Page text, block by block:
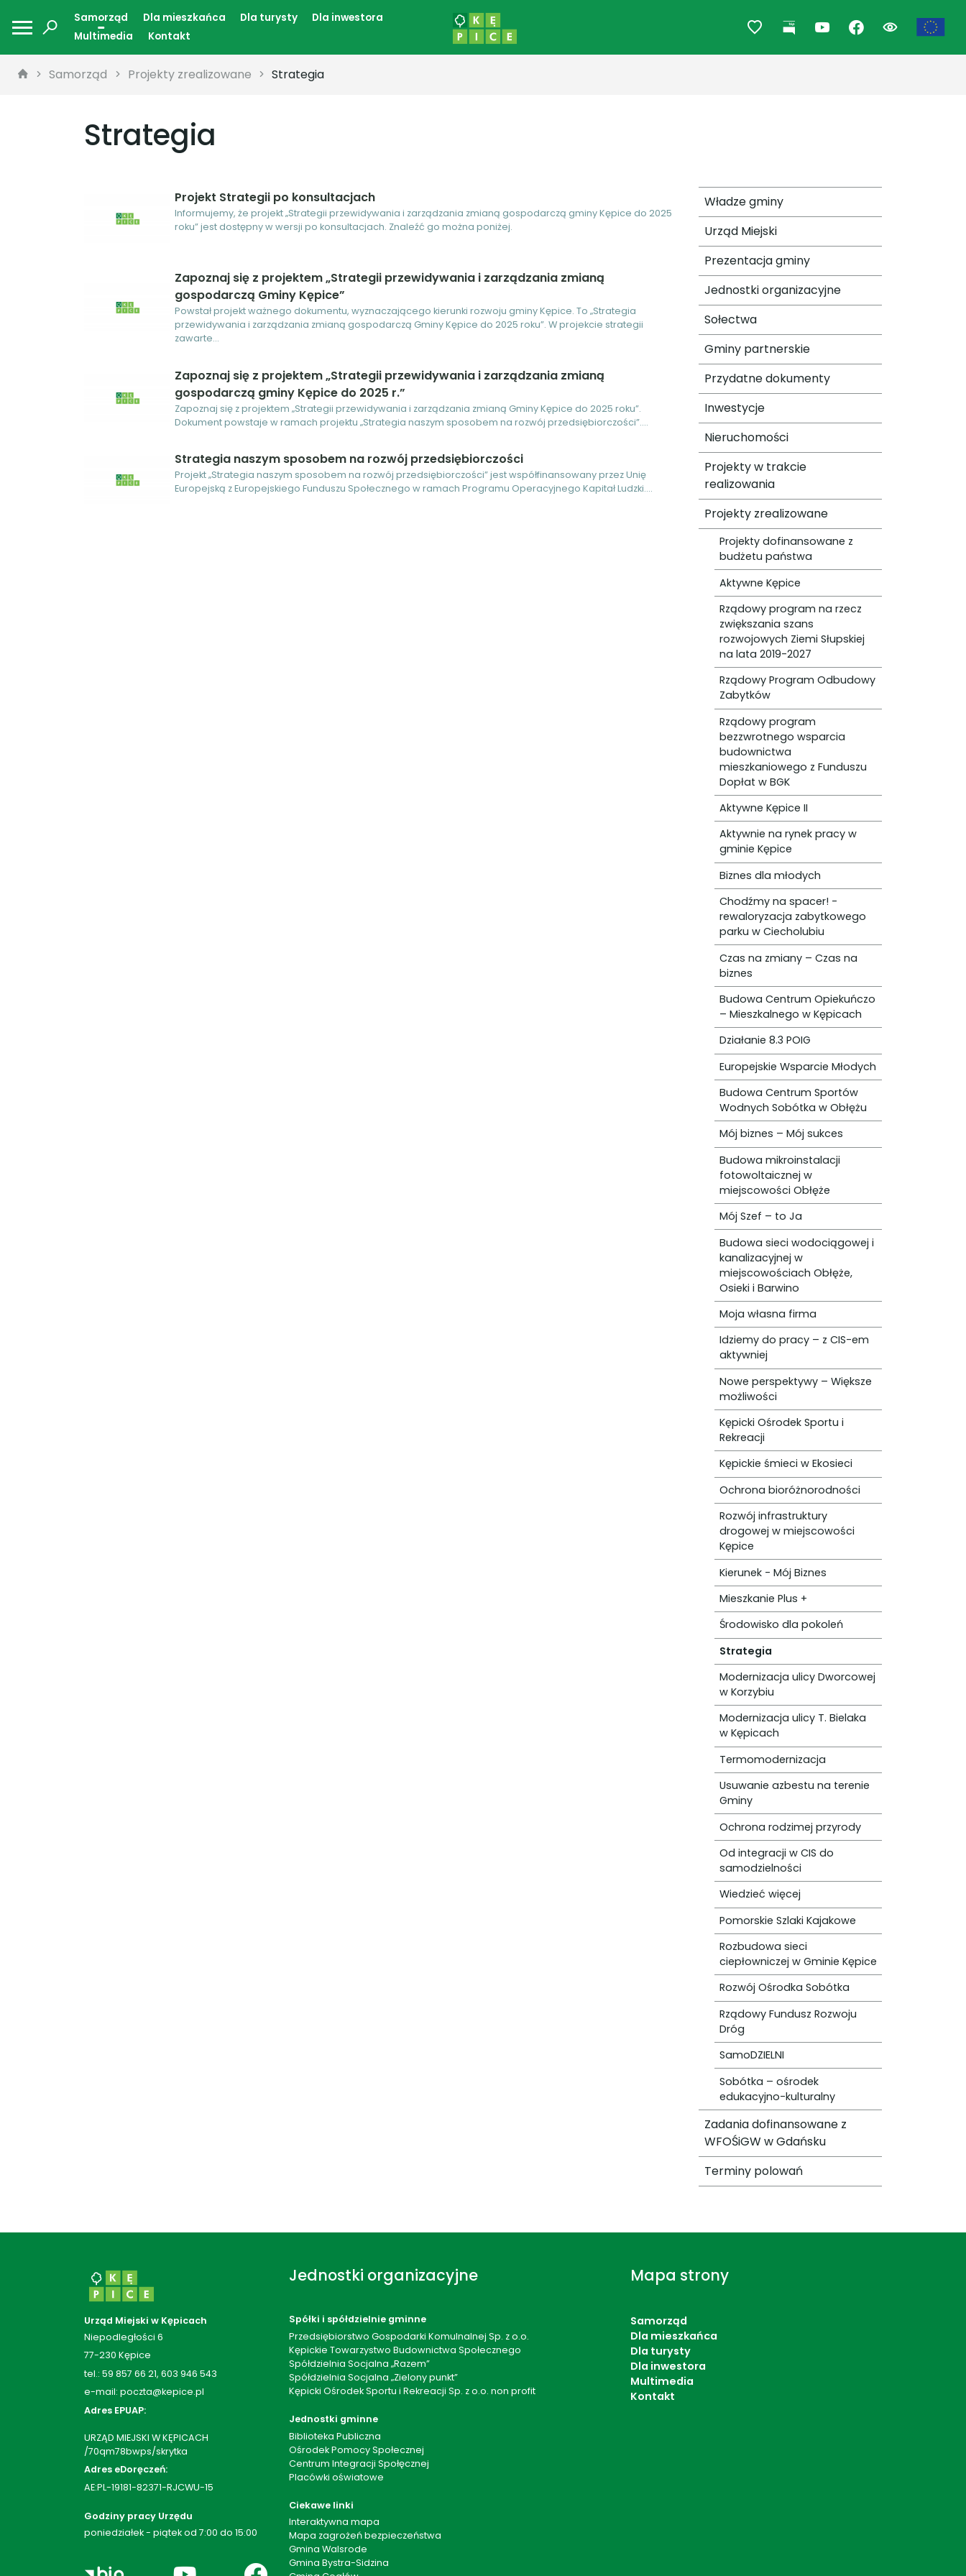
Samorząd Dla mieszkańca Dla turysty
Dla inwestora
Multimedia
Kontakt
Samorząd Projekty zrealizowane Strategia
Strategia
Projekt Strategii po konsultacjach
Informujemy, że projekt „Strategii przewidywania i zarządzania zmianą gospodarczą gminy Kępice do 2025
roku” jest dostępny w wersji po konsultacjach. Znaleźć go można poniżej.
Zapoznaj się z projektem „Strategii przewidywania i zarządzania zmianą
gospodarczą Gminy Kępice”
Powstał projekt ważnego dokumentu, wyznaczającego kierunki rozwoju gminy Kępice. To „Strategia
przewidywania i zarządzania zmianą gospodarczą Gminy Kępice do 2025 roku”. W projekcie strategii
zawarte...
Zapoznaj się z projektem „Strategii przewidywania i zarządzania zmianą
gospodarczą gminy Kępice do 2025 r.”
Zapoznaj się z projektem „Strategii przewidywania i zarządzania zmianą Gminy Kępice do 2025 roku”.
Dokument powstaje w ramach projektu „Strategia naszym sposobem na rozwój przedsiębiorczości”....
Strategia naszym sposobem na rozwój przedsiębiorczości
Projekt „Strategia naszym sposobem na rozwój przedsiębiorczości” jest współfinansowany przez Unię
Europejską z Europejskiego Funduszu Społecznego w ramach Programu Operacyjnego Kapitał Ludzki....
Władze gminy
Urząd Miejski
Prezentacja gminy
Jednostki organizacyjne
Sołectwa
Gminy partnerskie
Przydatne dokumenty
Inwestycje
Nieruchomości
Projekty w trakcie
realizowania
Projekty zrealizowane
Projekty dofinansowane z
budżetu państwa
Aktywne Kępice
Rządowy program na rzecz
zwiększania szans
rozwojowych Ziemi Słupskiej
na lata 2019-2027
Rządowy Program Odbudowy
Zabytków
Rządowy program
bezzwrotnego wsparcia
budownictwa
mieszkaniowego z Funduszu
Dopłat w BGK
Aktywne Kępice II
Aktywnie na rynek pracy w
gminie Kępice
Biznes dla młodych
Chodźmy na spacer! -
rewaloryzacja zabytkowego
parku w Ciecholubiu
Czas na zmiany – Czas na
biznes
Budowa Centrum Opiekuńczo
– Mieszkalnego w Kępicach
Działanie 8.3 POIG
Europejskie Wsparcie Młodych
Budowa Centrum Sportów
Wodnych Sobótka w Obłężu
Mój biznes – Mój sukces
Budowa mikroinstalacji
fotowoltaicznej w
miejscowości Obłęże
Mój Szef – to Ja
Budowa sieci wodociągowej i
kanalizacyjnej w
miejscowościach Obłęże,
Osieki i Barwino
Moja własna firma
Idziemy do pracy – z CIS-em
aktywniej
Nowe perspektywy – Większe
możliwości
Kępicki Ośrodek Sportu i
Rekreacji
Kępickie śmieci w Ekosieci
Ochrona bioróżnorodności
Rozwój infrastruktury
drogowej w miejscowości
Kępice
Kierunek - Mój Biznes
Mieszkanie Plus +
Środowisko dla pokoleń
Strategia
Modernizacja ulicy Dworcowej
w Korzybiu
Modernizacja ulicy T. Bielaka
w Kępicach
Termomodernizacja
Usuwanie azbestu na terenie
Gminy
Ochrona rodzimej przyrody
Od integracji w CIS do
samodzielności
Wiedzieć więcej
Pomorskie Szlaki Kajakowe
Rozbudowa sieci
ciepłowniczej w Gminie Kępice
Rozwój Ośrodka Sobótka
Rządowy Fundusz Rozwoju
Dróg
SamoDZIELNI
Sobótka – ośrodek
edukacyjno-kulturalny
Zadania dofinansowane z
WFOŚiGW w Gdańsku
Terminy polowań
Urząd Miejski w Kępicach
Niepodległości 6
77-230 Kępice
tel.: 59 857 66 21, 603 946 543
e-mail: poczta@kepice.pl
Adres EPUAP:
URZĄD MIEJSKI W KĘPICACH
/70qm78bwps/skrytka
Adres eDoręczeń:
AE:PL-19181-82371-RJCWU-15
Godziny pracy Urzędu
poniedziałek - piątek od 7:00 do 15:00
Jednostki organizacyjne
Spółki i spółdzielnie gminne
Przedsiębiorstwo Gospodarki Komulnalnej Sp. z o.o.
Kępickie Towarzystwo Budownictwa Społecznego
Spółdzielnia Socjalna „Razem”
Spółdzielnia Socjalna „Zielony punkt”
Kępicki Ośrodek Sportu i Rekreacji Sp. z o.o. non profit
Jednostki gminne
Biblioteka Publiczna
Ośrodek Pomocy Społecznej
Centrum Integracji Społęcznej
Placówki oświatowe
Ciekawe linki
Interaktywna mapa
Mapa zagrożeń bezpieczeństwa
Gmina Walsrode
Gmina Bystra-Sidzina
Mapa strony
Samorząd
Dla mieszkańca
Dla turysty
Dla inwestora
Multimedia
Kontakt